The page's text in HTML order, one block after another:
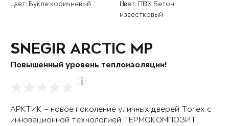
Цвет: Букле коричневый
Цвет: ПВХ Бетон
известковый
SNEGIR ARCTIC MP
Повышенный уровень теплоизоляции!
АРКТИК – новое поколение уличных дверей Torex с
инновационной технологией ТЕРМОКОМПОЗИТ,